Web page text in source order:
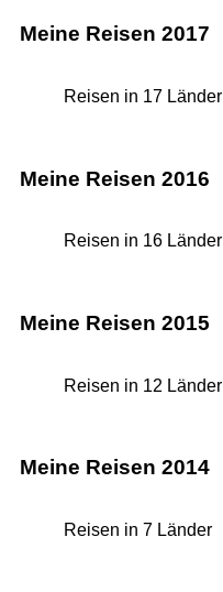
Meine Reisen 2017
Reisen in 17 Länder
Meine Reisen 2016
Reisen in 16 Länder
Meine Reisen 2015
Reisen in 12 Länder
Meine Reisen 2014
Reisen in 7 Länder